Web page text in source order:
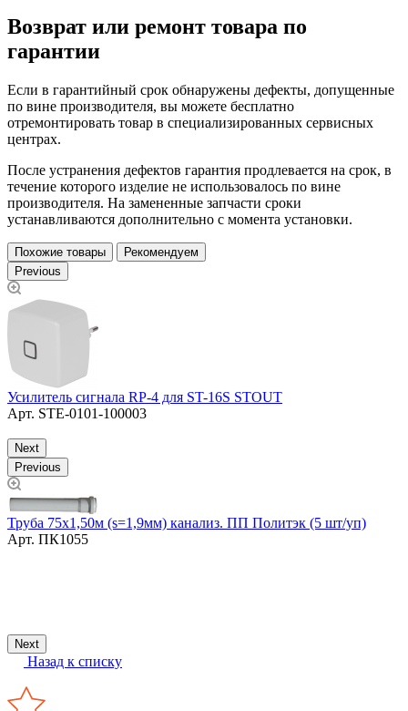
Возврат или ремонт товара по
гарантии
Если в гарантийный срок обнаружены дефекты, допущенные
по вине производителя, вы можете бесплатно
отремонтировать товар в специализированных сервисных
центрах.
После устранения дефектов гарантия продлевается на срок, в
течение которого изделие не использовалось по вине
производителя. На замененные запчасти сроки
устанавливаются дополнительно с момента установки.
Похожие товары
Рекомендуем
Previous
Усилитель сигнала RP-4 для ST-16S STOUT
Арт. STE-0101-100003
Next
Previous
Труба 75х1,50м (s=1,9мм) канализ. ПП Политэк (5 шт/уп)
Арт. ПК1055
Next
Назад к списку